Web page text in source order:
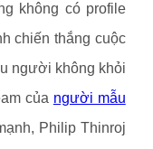
không có profile
chiến thắng cuộc
người không khỏi
của người mẫu
Philip Thinroj